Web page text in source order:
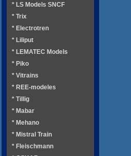
* LS Models SNCF
* Trix
* Electrotren
* Liliput
* LEMATEC Models
* Piko
* Vitrains
* REE-modeles
* Tillig
* Mabar
* Mehano
* Mistral Train
* Fleischmann